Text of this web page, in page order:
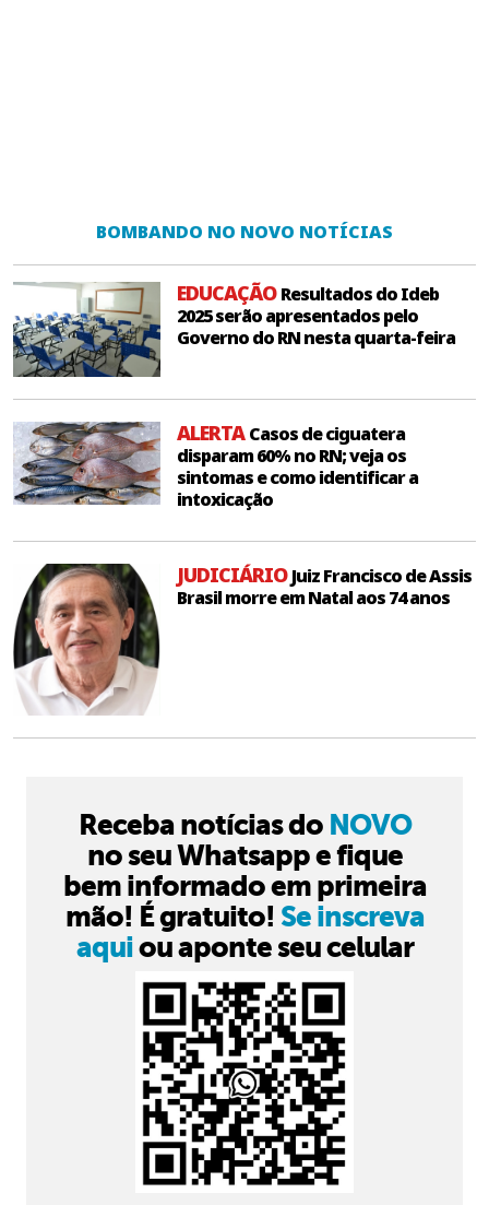
BOMBANDO NO NOVO NOTÍCIAS
EDUCAÇÃOResultados do Ideb
2025 serão apresentados pelo
Governo do RN nesta quarta-feira
ALERTACasos de ciguatera
disparam 60% no RN; veja os
sintomas e como identificar a
intoxicação
JUDICIÁRIOJuiz Francisco de Assis
Brasil morre em Natal aos 74 anos
Receba notícias do NOVO
no seu Whatsapp e fique
bem informado em primeira
mão! É gratuito! Se inscreva
aquiou aponte seu celular